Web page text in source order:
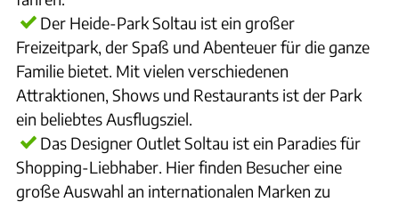
Der Heide-Park Soltau ist ein großer
Freizeitpark, der Spaß und Abenteuer für die ganze
Familie bietet. Mit vielen verschiedenen
Attraktionen, Shows und Restaurants ist der Park
ein beliebtes Ausflugsziel.
Das Designer Outlet Soltau ist ein Paradies für
Shopping-Liebhaber. Hier finden Besucher eine
große Auswahl an internationalen Marken zu